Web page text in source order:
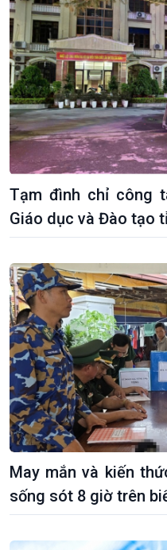
Tạm đình chỉ công
Giáo dục và Đào tạo
May mắn và kiến
sống sót 8 giờ trên